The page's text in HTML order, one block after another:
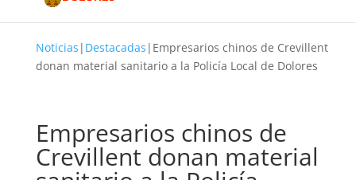
Noticias | Destacadas | Empresarios chinos de Crevillent
donan material sanitario a la Policía Local de Dolores
Empresarios chinos de
Crevillent donan material